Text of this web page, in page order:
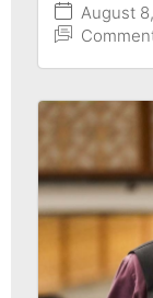
August